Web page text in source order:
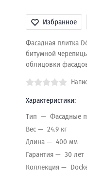
Избранное
Фасадная плитка
битумной
облицовки
Характеристики:
Тип
Фасадные
Вес
24.9 кг
Длина
400 мм
Гарантия
30 лет
Коллекция